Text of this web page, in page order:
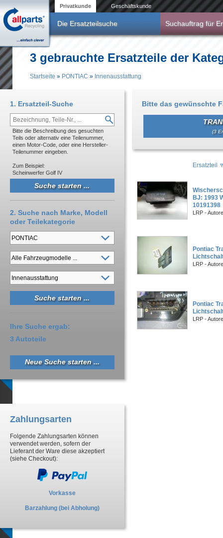
Privatkunde Geschäftskunde
Die Ersatzteilsuche Suchauftrag für
3 gebrauchte Ersatzteile der
Startseite » PONTIAC » Innenausstattung
Bitte das gewünschte
(3
Ersatzteil
BJ: 1993
10191398
LRP -
Pontiac
LRP -
Pontiac
LRP -
1. Ersatzteil-Suche
Bitte die Beschreibung des gesuchten
Teils oder alternativ eine Teilenummer,
einen Motor-Code, oder eine Hersteller-
Teilenummer eingeben.
Zum Beispiel:
Scheinwerfer Golf IV
2. Suche nach Marke, Modell
oder Teilekategorie
Ihre Suche ergab:
3 Autoteile
Neue Suche starten ...
Zahlungsarten
Folgende Zahlungsarten können
verwendet werden, sofern der
Lieferant der Ware diese akzeptiert
(siehe Checkout):
Vorkasse
Barzahlung (bei Abholung)